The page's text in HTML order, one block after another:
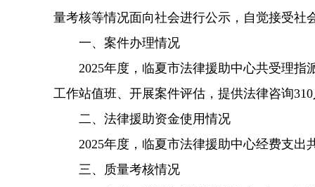
量考核等情况面向社会进行公示，自觉接受社
一、案件办理情况
2025年度，临夏市法律援助中心共受理指
工作站值班、开展案件评估，提供法律咨询
二、法律援助资金使用情况
2025年度，临夏市法律援助中心经费支出
三、质量考核情况